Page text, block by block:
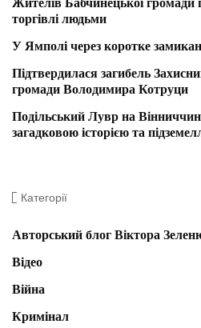
Жителів Бабчинецької громади
торгівлі людьми
У Ямполі через коротке
Підтвердилася загибель
громади Володимира Котруци
Подільський Лувр на
загадковою історією та
Категорії
Авторський блог Віктора
Відео
Війна
Кримінал